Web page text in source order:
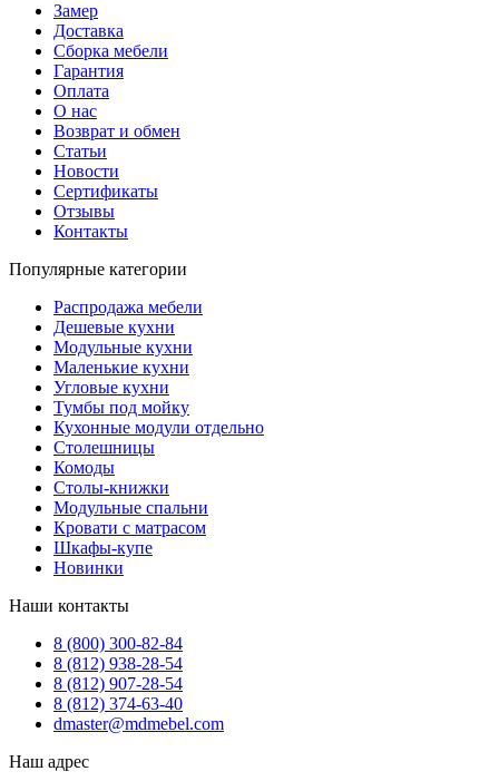
Замер
Доставка
Сборка мебели
Гарантия
Оплата
О нас
Возврат и обмен
Статьи
Новости
Сертификаты
Отзывы
Контакты
Популярные категории
Распродажа мебели
Дешевые кухни
Модульные кухни
Маленькие кухни
Угловые кухни
Тумбы под мойку
Кухонные модули отдельно
Столешницы
Комоды
Столы-книжки
Модульные спальни
Кровати с матрасом
Шкафы-купе
Новинки
Наши контакты
8 (800) 300-82-84
8 (812) 938-28-54
8 (812) 907-28-54
8 (812) 374-63-40
dmaster@mdmebel.com
Наш адрес